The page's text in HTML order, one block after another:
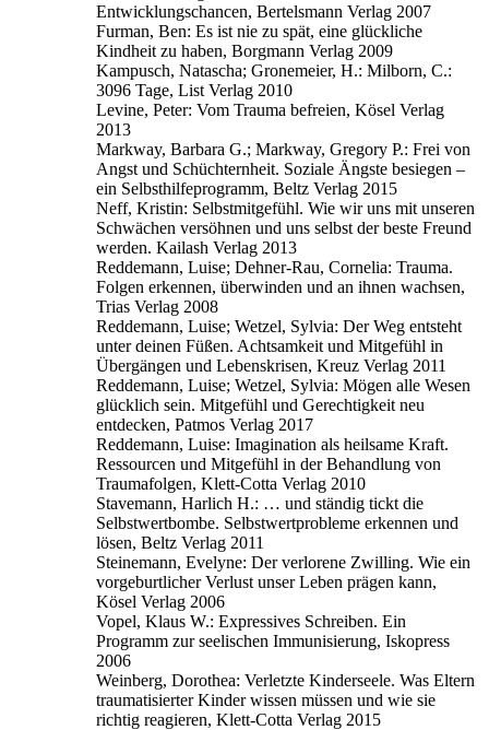
Entwicklungschancen, Bertelsmann Verlag 2007
Furman, Ben: Es ist nie zu spät, eine glückliche
Kindheit zu haben, Borgmann Verlag 2009
Kampusch, Natascha; Gronemeier, H.: Milborn, C.:
3096 Tage, List Verlag 2010
Levine, Peter: Vom Trauma befreien, Kösel Verlag
2013
Markway, Barbara G.; Markway, Gregory P.: Frei von
Angst und Schüchternheit. Soziale Ängste besiegen –
ein Selbsthilfeprogramm, Beltz Verlag 2015
Neff, Kristin: Selbstmitgefühl. Wie wir uns mit unseren
Schwächen versöhnen und uns selbst der beste Freund
werden. Kailash Verlag 2013
Reddemann, Luise; Dehner-Rau, Cornelia: Trauma.
Folgen erkennen, überwinden und an ihnen wachsen,
Trias Verlag 2008
Reddemann, Luise; Wetzel, Sylvia: Der Weg entsteht
unter deinen Füßen. Achtsamkeit und Mitgefühl in
Übergängen und Lebenskrisen, Kreuz Verlag 2011
Reddemann, Luise; Wetzel, Sylvia: Mögen alle Wesen
glücklich sein. Mitgefühl und Gerechtigkeit neu
entdecken, Patmos Verlag 2017
Reddemann, Luise: Imagination als heilsame Kraft.
Ressourcen und Mitgefühl in der Behandlung von
Traumafolgen, Klett-Cotta Verlag 2010
Stavemann, Harlich H.: … und ständig tickt die
Selbstwertbombe. Selbstwertprobleme erkennen und
lösen, Beltz Verlag 2011
Steinemann, Evelyne: Der verlorene Zwilling. Wie ein
vorgeburtlicher Verlust unser Leben prägen kann,
Kösel Verlag 2006
Vopel, Klaus W.: Expressives Schreiben. Ein
Programm zur seelischen Immunisierung, Iskopress
2006
Weinberg, Dorothea: Verletzte Kinderseele. Was Eltern
traumatisierter Kinder wissen müssen und wie sie
richtig reagieren, Klett-Cotta Verlag 2015